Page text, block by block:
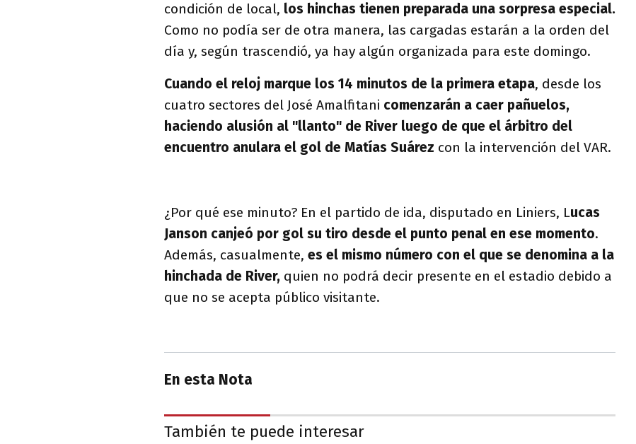
condición de local, los hinchas tienen preparada una sorpresa especial.
Como no podía ser de otra manera, las cargadas estarán a la orden del
día y, según trascendió, ya hay algún organizada para este domingo.
Cuando el reloj marque los 14 minutos de la primera etapa, desde los
cuatro sectores del José Amalfitani comenzarán a caer pañuelos,
haciendo alusión al "llanto" de River luego de que el árbitro del
encuentro anulara el gol de Matías Suárez con la intervención del VAR.
¿Por qué ese minuto? En el partido de ida, disputado en Liniers, Lucas
Janson canjeó por gol su tiro desde el punto penal en ese momento.
Además, casualmente, es el mismo número con el que se denomina a la
hinchada de River, quien no podrá decir presente en el estadio debido a
que no se acepta público visitante.
En esta Nota
También te puede interesar